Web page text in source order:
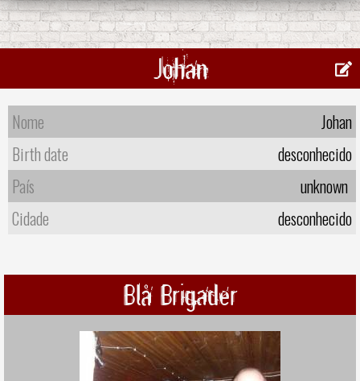
Johan
Nome
Johan
Birth date
desconhecido
País
unknown
Cidade
desconhecido
Blå Brigader